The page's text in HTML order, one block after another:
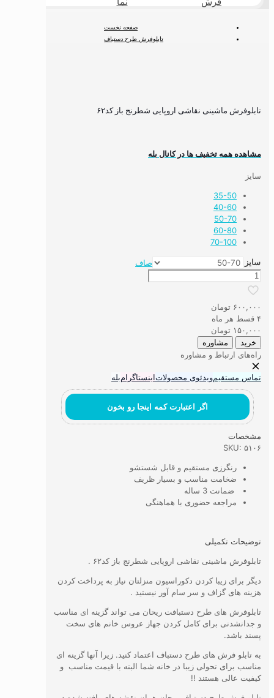
صفحه نخست
تابلوفرش طرح دستباف
تابلوفرش ماشینی نقاشی اروپایی شطرنج باز کد۶۲
مشاهده همه تخفیف ها در کانال بله
سایز
35-50
40-60
50-70
60-80
70-100
سایز
صاف
تابلوفرش
ماشینی
نقاشی
اروپایی
شطرنج
باز
کد۶۲
عدد
۶۰۰,۰۰۰ تومان
۴ قسط هر ماه
۱۵۰,۰۰۰ تومان
خرید مشاوره
راه‌های ارتباط و مشاوره
تماس مستقیمویدئوی محصولاتاینستاگرامبله
اگر اعتبارت کمه اینجا رو بخون
مشخصات
SKU: ۵۱۰۶
رنگرزی مستقیم و قابل شستشو
ضخامت مناسب و بسیار ظریف
ضمانت 3 ساله
مراجعه حضوری با هماهنگی
توضیحات تکمیلی
تابلوفرش ماشینی نقاشی اروپایی شطرنج باز کد۶۲ .
دیگر برای زیبا کردن دکوراسیون منزلتان نیاز به پرداخت کردن
هزینه های گزاف و سر سام آور نیستید .
تابلوفرش های طرح دستبافت ریحان می تواند گزینه ای مناسب
و جدانشدنی برای کامل کردن جهاز عروس خانم های سخت
پسند باشد.
به تابلو فرش های طرح دستباف اعتماد کنید. زیرا آنها گزینه ای
مناسب برای تحولی زیبا در خانه شما البته با قیمت مناسب و
کیفیت عالی هستند !!